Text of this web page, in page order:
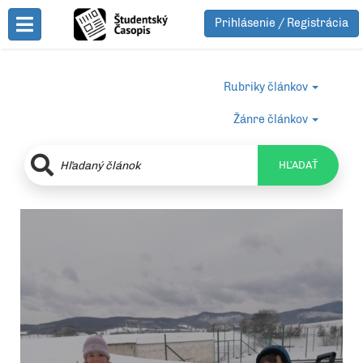
Toggle Menu
Prihlásenie / Registrácia
Rubriky článkov
Žánre článkov
HĽADAŤ